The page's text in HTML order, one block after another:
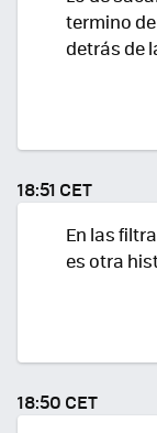
termino
detrás de
18:51 CET
En las
es otra
18:50 CET